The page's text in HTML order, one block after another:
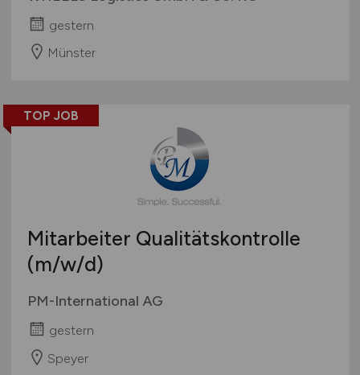
gestern
Münster
TOP JOB
Mitarbeiter Qualitätskontrolle
(m/w/d)
PM-International AG
gestern
Speyer